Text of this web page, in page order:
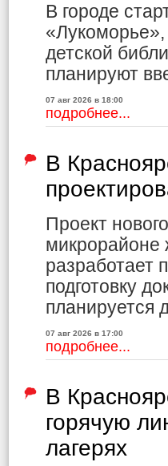
В городе
детской
планируют
07 авг 2026 в 18:00
подробнее...
В
Проект
микрорайоне
разработает
подготовку
планируется
07 авг 2026 в 17:00
подробнее...
В
горячую
лагерях